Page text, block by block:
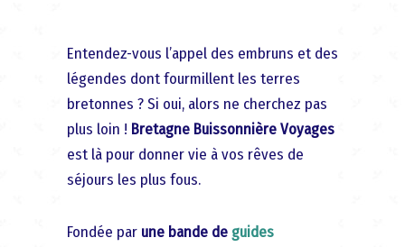
Entendez-vous l’appel des embruns et des
légendes dont fourmillent les terres
bretonnes ? Si oui, alors ne cherchez pas
plus loin ! Bretagne Buissonnière Voyages
est là pour donner vie à vos rêves de
séjours les plus fous.
Fondée par une bande de guides